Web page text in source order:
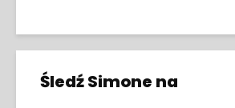
Śledź Simone na